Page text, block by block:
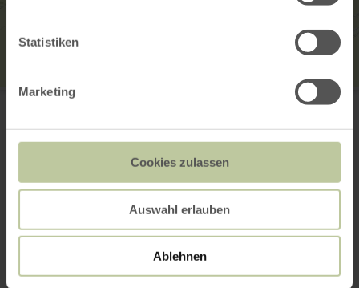
Statistiken
Marketing
Cookies zulassen
Auswahl erlauben
Ablehnen
Tourist- Information Lutzerath
(0049) 2677910033
Site web
Planifier votre arrivée